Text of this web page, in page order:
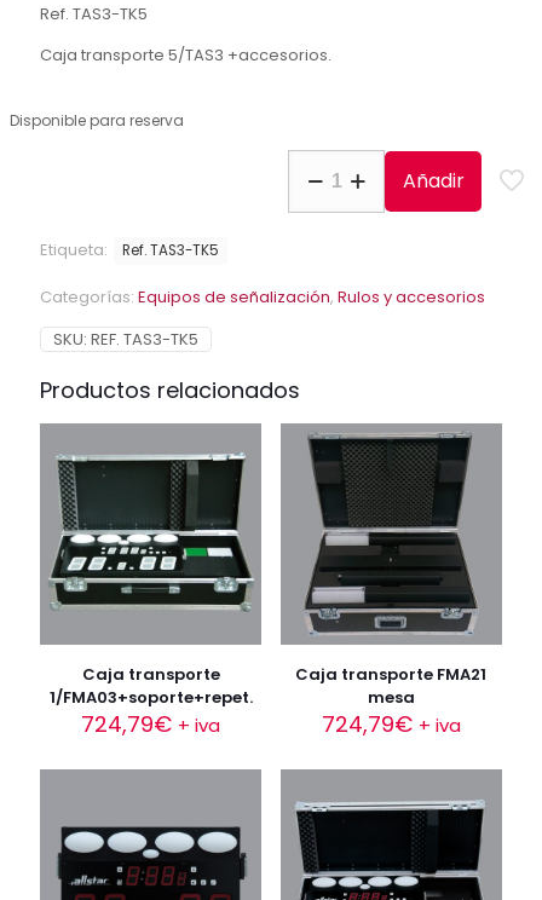
Ref. TAS3-TK5
Caja transporte 5/TAS3 +accesorios.
Disponible para reserva
transporte
Añadir
Etiqueta: Ref. TAS3-TK5
Categorías: Equipos de señalización, Rulos y accesorios
SKU: REF. TAS3-TK5
Productos relacionados
Caja transporte
1/FMA03+soporte+repet.
724,79€ + iva
Caja transporte FMA21
mesa
724,79€ + iva